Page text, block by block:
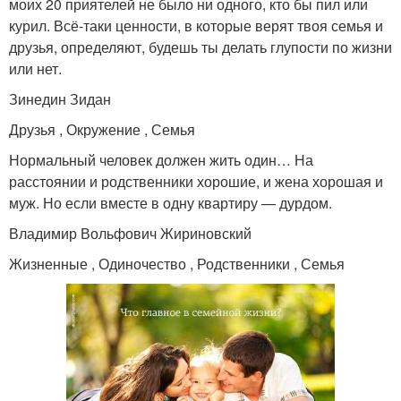
моих 20 приятелей не было ни одного, кто бы пил или
курил. Всё-таки ценности, в которые верят твоя семья и
друзья, определяют, будешь ты делать глупости по жизни
или нет.
Зинедин Зидан
Друзья , Окружение , Семья
Нормальный человек должен жить один… На
расстоянии и родственники хорошие, и жена хорошая и
муж. Но если вместе в одну квартиру — дурдом.
Владимир Вольфович Жириновский
Жизненные , Одиночество , Родственники , Семья